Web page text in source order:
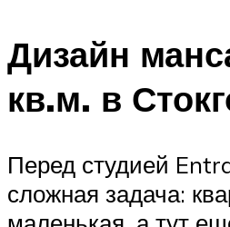
Дизайн
кв.м. в
Перед студией
сложная задача: